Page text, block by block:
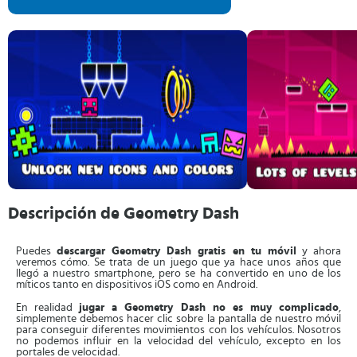
Descripción de Geometry Dash
Puedesdescargar Geometry Dash gratis en tu móvil
y ahora
veremos cómo. Se trata de un juego que ya hace unos años que
llegó a nuestro smartphone, pero se ha convertido en uno de los
míticos tanto en dispositivos iOS como en Android.
En realidad jugar a Geometry Dash no es muy complicado,
simplemente debemos hacer clic sobre la pantalla de nuestro móvil
para conseguir diferentes movimientos con los vehículos. Nosotros
no podemos influir en la velocidad del vehículo, excepto en los
portales de velocidad.